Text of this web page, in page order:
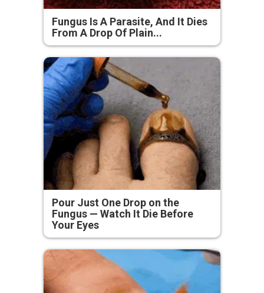
Fungus Is A Parasite, And It Dies
From A Drop Of Plain...
Pour Just One Drop on the
Fungus — Watch It Die Before
Your Eyes